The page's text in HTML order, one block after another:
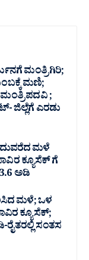
ಮಂತ್ರಿಗಿರಿ;
ಮಣಿ;
ಪದವಿ ;
ಜಿಲ್ಲೆಗೆ ಎರಡು
ಮಳೆ
ಕ್ಯೂಸೆಕ್ ಗೆ
ಅಡಿ
ಮಳೆ; ಒಳ
ಕ್ಯೂಸೆಕ್;
ಸಂತಸ